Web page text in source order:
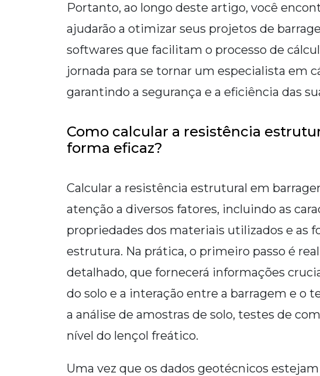
Portanto, ao longo deste artigo, você
ajudarão a otimizar seus projetos de
softwares que facilitam o processo de
jornada para se tornar um especialista em
garantindo a segurança e a eficiência das
Como calcular a resistência
forma eficaz?
Calcular a resistência estrutural em
atenção a diversos fatores, incluindo as
propriedades dos materiais utilizados e as
estrutura. Na prática, o primeiro passo é
detalhado, que fornecerá informações
do solo e a interação entre a barragem e o
a análise de amostras de solo, testes de
nível do lençol freático.
Uma vez que os dados geotécnicos